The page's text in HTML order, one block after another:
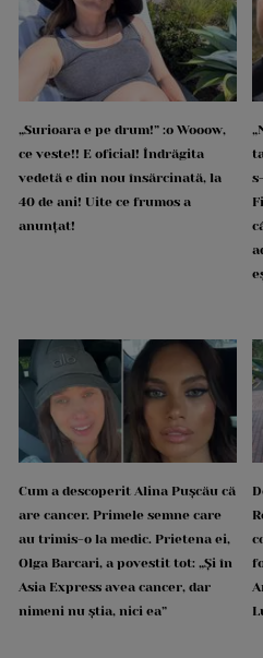
„Surioara e pe drum!” :o Wooow,
ce veste!! E oficial! Îndrăgita
vedetă e din nou însărcinată, la
40 de ani! Uite ce frumos a
anunțat!
Cum a descoperit Alina Pușcău că
are cancer. Primele semne care
au trimis-o la medic. Prietena ei,
Olga Barcari, a povestit tot: „Și în
Asia Express avea cancer, dar
nimeni nu știa, nici ea”